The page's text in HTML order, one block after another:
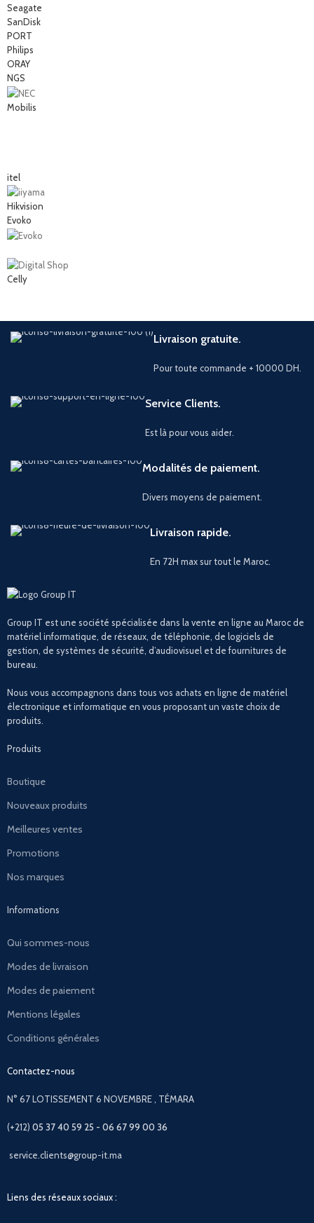
Seagate
SanDisk
PORT
Philips
ORAY
NGS
Mobilis
itel
Hikvision
Evoko
Celly
Livraison gratuite.
Pour toute commande + 10000 DH.
Service Clients.
Est là pour vous aider.
Modalités de paiement.
Divers moyens de paiement.
Livraison rapide.
En 72H max sur tout le Maroc.
Group IT est une société spécialisée dans la vente en ligne au Maroc de
matériel informatique, de réseaux, de téléphonie, de logiciels de
gestion, de systèmes de sécurité, d’audiovisuel et de fournitures de
bureau.
Nous vous accompagnons dans tous vos achats en ligne de matériel
électronique et informatique en vous proposant un vaste choix de
produits.
Produits
Boutique
Nouveaux produits
Meilleures ventes
Promotions
Nos marques
Informations
Qui sommes-nous
Modes de livraison
Modes de paiement
Mentions légales
Conditions générales
Contactez-nous
N° 67 LOTISSEMENT 6 NOVEMBRE , TÉMARA
(+212)05 37 40 59 25 - 06 67 99 00 36
service.clients@group-it.ma
Liens des réseaux sociaux :